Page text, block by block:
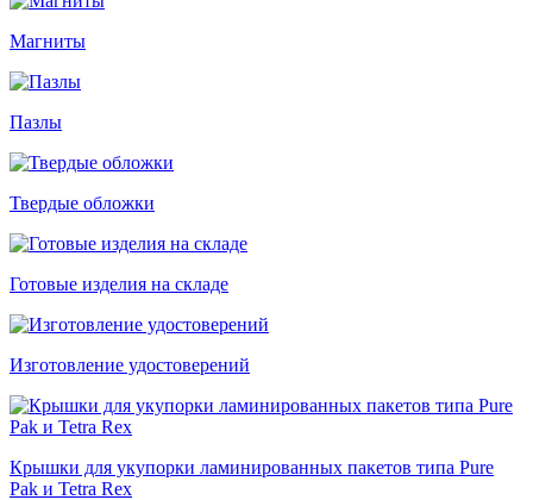
Магниты
Пазлы
Твердые обложки
Готовые изделия на складе
Изготовление удостоверений
Крышки для укупорки ламинированных пакетов типа Pure
Pak и Tetra Rex